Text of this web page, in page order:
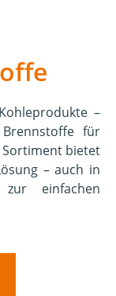
–
für
Sortiment bietet
– auch in
zur einfachen